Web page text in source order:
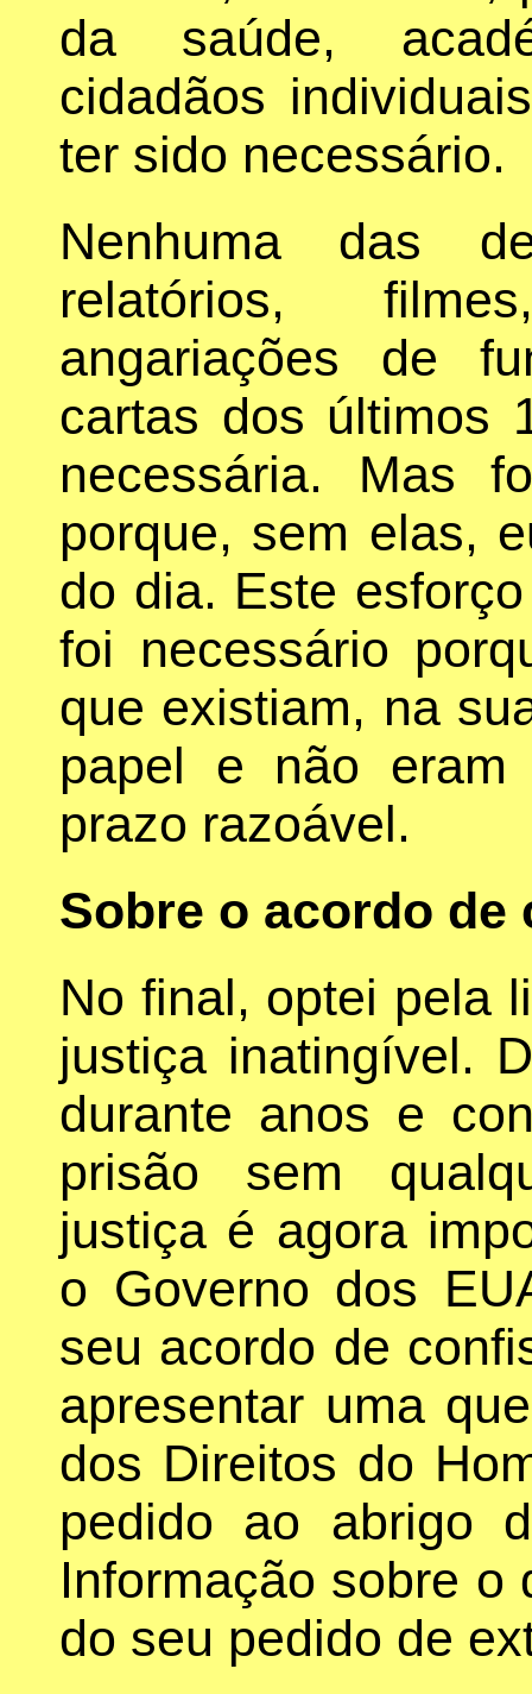
da saúde,
cidadãos
ter sido necessário.
Nenhuma das
relatórios,
angariações de
cartas dos últimos
necessária. Mas
porque, sem elas,
do dia. Este
foi necessário
que existiam, na
papel e não eram
prazo razoável.
Sobre o acordo de
No final, optei pela
justiça inatingível.
durante anos e
prisão sem
justiça é agora
o Governo dos
seu acordo de
apresentar uma
dos Direitos do
pedido ao abrigo
Informação sobre o
do seu pedido de